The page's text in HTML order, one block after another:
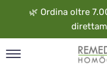
🌿 Ordina oltre